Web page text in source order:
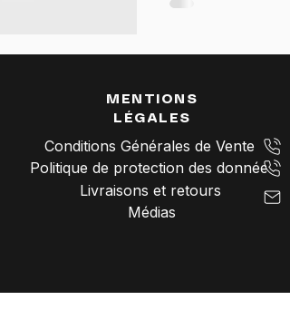
MENTIONS
LÉGALES
Conditions Générales de Vente
Politique de protection des données
Livraisons et retours
Médias